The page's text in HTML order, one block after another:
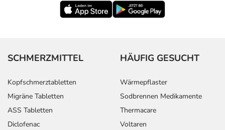
SCHMERZMITTEL
Kopfschmerztabletten
Migräne Tabletten
ASS Tabletten
Diclofenac
HÄUFIG GESUCHT
Wärmepflaster
Sodbrennen Medikamente
Thermacare
Voltaren